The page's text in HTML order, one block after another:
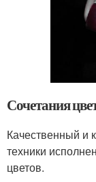
Сочетания
Качественный и
техники
цветов.